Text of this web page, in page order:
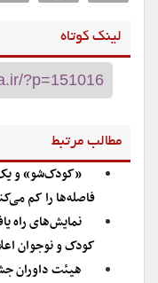
لینک کوتاه
مطالب مرتبط
«کودک‌شو» و یک
فاصله‌ها را کم
نمایش‌های راه
کودک و نوجوان
هیئت داوران